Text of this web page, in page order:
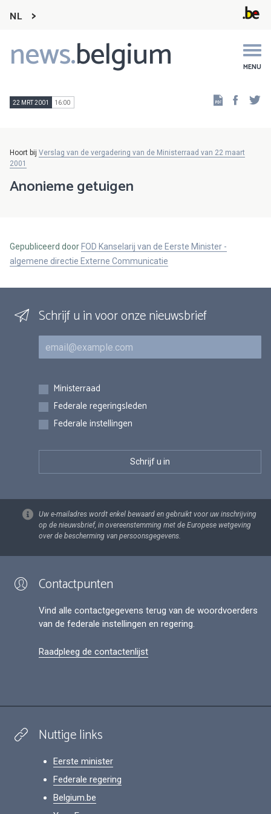
NL
news.belgium MENU
Main
navigation
22 MRT 2001 16:00
Hoort bij Verslag van de vergadering van de Ministerraad van 22 maart
2001
Anonieme getuigen
Gepubliceerd door FOD Kanselarij van de Eerste Minister -
algemene directie Externe Communicatie
Schrijf u in voor onze nieuwsbrief
E-mail
Inschrijvingen
Ministerraad
Federale regeringsleden
Federale instellingen
Uw e-mailadres wordt enkel bewaard en gebruikt voor uw inschrijving
op de nieuwsbrief, in overeenstemming met de Europese wetgeving
over de bescherming van persoonsgegevens.
Contactpunten
Vind alle contactgegevens terug van de woordvoerders
van de federale instellingen en regering.
Raadpleeg de contactenlijst
Nuttige links
Eerste minister
Federale regering
Belgium.be